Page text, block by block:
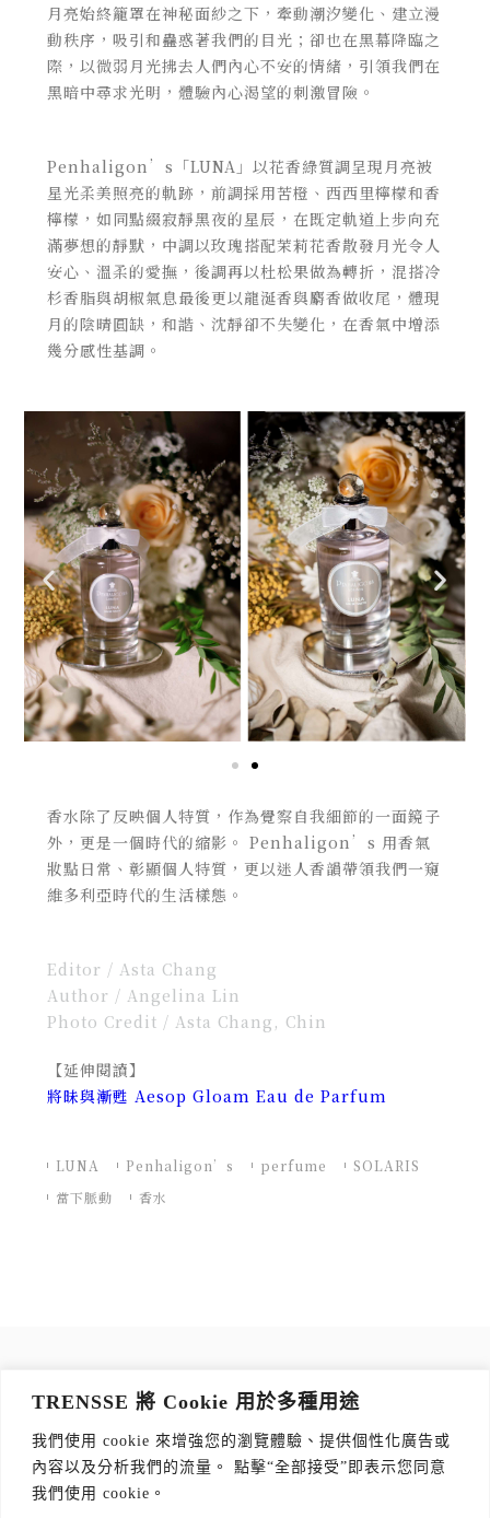
TRENSSE 將 Cookie 用於多種用途
我們使用 cookie 來增強您的瀏覽體驗、提供個性化廣告或
內容以及分析我們的流量。 點擊“全部接受”即表示您同意
我們使用 cookie。
月亮始終籠罩在神秘面紗之下，牽動潮汐變化、建立漫
動秩序，吸引和蠱惑著我們的目光；卻也在黑幕降臨之
際，以微弱月光拂去人們內心不安的情緒，引領我們在
黑暗中尋求光明，體驗內心渴望的刺激冒險。
Penhaligon’s「LUNA」以花香綠質調呈現月亮被
星光柔美照亮的軌跡，前調採用苦橙、西西里檸檬和香
檸檬，如同點綴寂靜黑夜的星辰，在既定軌道上步向充
滿夢想的靜默，中調以玫瑰搭配茉莉花香散發月光令人
安心、溫柔的愛撫，後調再以杜松果做為轉折，混搭冷
杉香脂與胡椒氣息最後更以龍涎香與麝香做收尾，體現
月的陰晴圓缺，和諧、沈靜卻不失變化，在香氣中增添
幾分感性基調。
香水除了反映個人特質，作為覺察自我細節的一面鏡子
外，更是一個時代的縮影。 Penhaligon’s 用香氣
妝點日常、彰顯個人特質，更以迷人香韻帶領我們一窺
維多利亞時代的生活樣態。
Editor / Asta Chang
Author / Angelina Lin
Photo Credit / Asta Chang, Chin
【延伸閱讀】
將昧與漸甦 Aesop Gloam Eau de Parfum
LUNA Penhaligon’s perfume
SOLARIS
當下脈動
香水
讀出你的品味，每週獲取質感生活 Tips！
訂閱傳思電子報*